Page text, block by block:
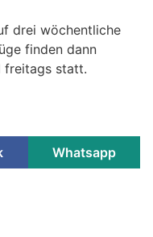
drei wöchentliche
finden dann
freitags statt.
Whatsapp